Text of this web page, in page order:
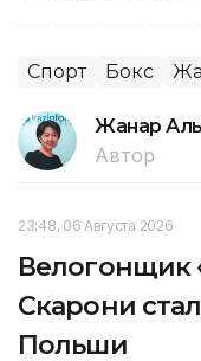
Спорт Бокс
Жанар
Автор
23:48, 06 Августа 2026
Велогонщик
Скарони
Польши